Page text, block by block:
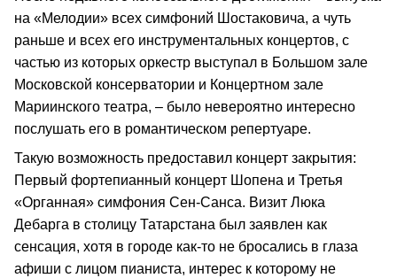
на «Мелодии» всех симфоний Шостаковича, а чуть
раньше и всех его инструментальных концертов, с
частью из которых оркестр выступал в Большом зале
Московской консерватории и Концертном зале
Мариинского театра, – было невероятно интересно
послушать его в романтическом репертуаре.
Такую возможность предоставил концерт закрытия:
Первый фортепианный концерт Шопена и Третья
«Органная» симфония Сен-Санса. Визит Люка
Дебарга в столицу Татарстана был заявлен как
сенсация, хотя в городе как-то не бросались в глаза
афиши с лицом пианиста, интерес к которому не